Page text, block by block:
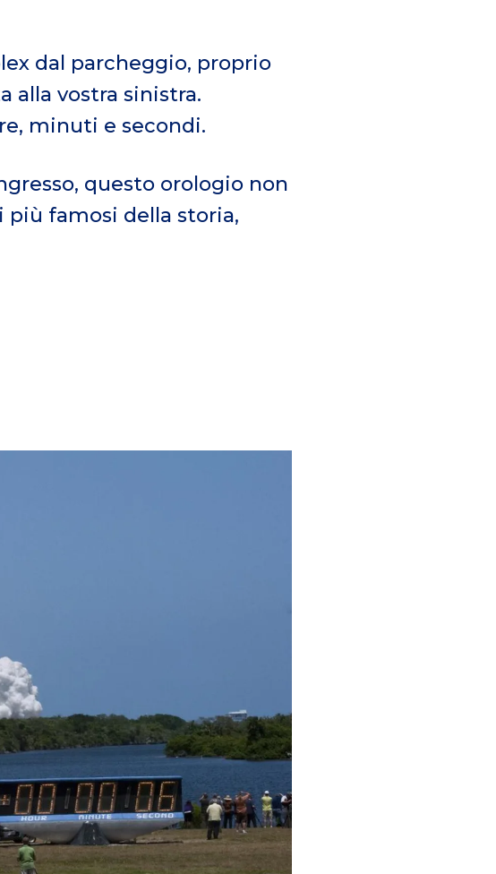
dal parcheggio, proprio
alla vostra sinistra.
minuti e secondi.
questo orologio non
più famosi della storia,